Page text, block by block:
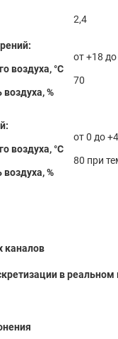
2,4
воздуха, °С
%
от +18
70
воздуха, °С
%
от 0 до
80 при
каналов
в реальном